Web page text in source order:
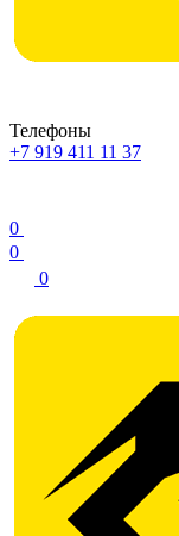
Телефоны
+7 919 411 11 37
0
0
0